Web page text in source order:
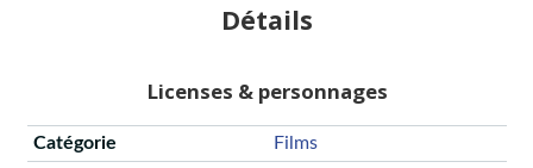
Détails
Licenses & personnages
Catégorie
Films